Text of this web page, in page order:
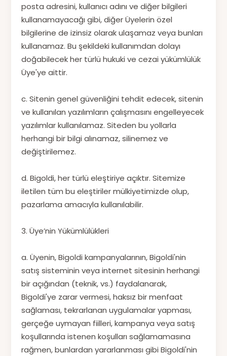
posta adresini, kullanıcı adını ve diğer bilgileri
kullanamayacağı gibi, diğer Üyelerin özel
bilgilerine de izinsiz olarak ulaşamaz veya bunları
kullanamaz. Bu şekildeki kullanımdan dolayı
doğabilecek her türlü hukuki ve cezai yükümlülük
Üye'ye aittir.
c. Sitenin genel güvenliğini tehdit edecek, sitenin
ve kullanılan yazılımların çalışmasını engelleyecek
yazılımlar kullanılamaz. Siteden bu yollarla
herhangi bir bilgi alınamaz, silinemez ve
değiştirilemez.
d. Bigoldi, her türlü eleştiriye açıktır. Sitemize
iletilen tüm bu eleştiriler mülkiyetimizde olup,
pazarlama amacıyla kullanılabilir.
3. Üye’nin Yükümlülükleri
a. Üyenin, Bigoldi kampanyalarının, Bigoldi'nin
satış sisteminin veya internet sitesinin herhangi
bir açığından (teknik, vs.) faydalanarak,
Bigoldi'ye zarar vermesi, haksız bir menfaat
sağlaması, tekrarlanan uygulamalar yapması,
gerçeğe uymayan fiilleri, kampanya veya satış
koşullarında istenen koşulları sağlamamasına
rağmen, bunlardan yararlanması gibi Bigoldi'nin